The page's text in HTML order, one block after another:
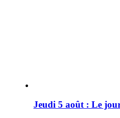
Jeudi 5 août : Le